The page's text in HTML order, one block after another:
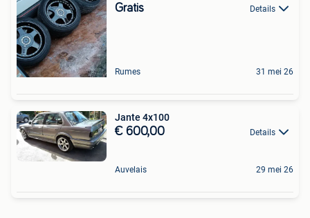
Gratis Details
Rumes 31 mei 26
Jante 4x100
€ 600,00 Details
Auvelais 29 mei 26